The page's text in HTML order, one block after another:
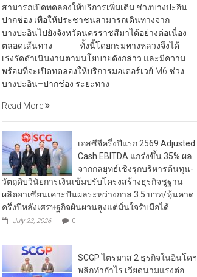
สามารถเปิดทดลองให้บริการเพิ่มเติม ช่วงบางปะอิน–
ปากช่อง เพื่อให้ประชาชนสามารถเดินทางจาก
บางปะอินไปยังจังหวัดนครราชสีมาได้อย่างต่อเนื่อง
ตลอดเส้นทาง ทั้งนี้โดยกรมทางหลวงจึงได้
เร่งรัดดำเนินงานตามนโยบายดังกล่าว และมีความ
พร้อมที่จะเปิดทดลองให้บริการมอเตอร์เวย์ M6 ช่วง
บางปะอิน–ปากช่อง ระยะทาง
Read More
เอสซีจีครึ่งปีแรก 2569 Adjusted
Cash EBITDA แกร่งขึ้น 35% ผล
จากกลยุทธ์เชิงรุกบริหารต้นทุน-
วัตถุดิบวินัยการเงินเข้มปรับโครงสร้างธุรกิจชูฐาน
ผลิตอาเซียนเคาะปันผลระหว่างกาล 3.5 บาท/หุ้นคาด
ครึ่งปีหลังเศรษฐกิจผันผวนสูงแต่มั่นใจรับมือได้
July 23, 2026 0
SCGP ไตรมาส 2 ธุรกิจในอินโดฯ
พลิกทำกำไร เวียดนามแรงต่อ